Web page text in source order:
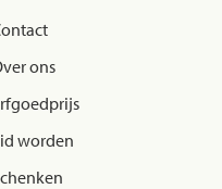
ons
worden